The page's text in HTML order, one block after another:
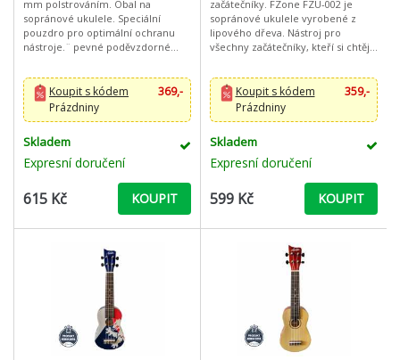
mm polstrováním. Obal na
sopránové ukulele. Speciální
pouzdro pro optimální ochranu
nástroje.¨ pevné poděvzdorné
uvnitř černý nylon
Koupit s kódem
369,-
Prázdniny
Skladem
Expresní doručení
615 Kč KOUPIT
začátečníky. FZone FZU-002 je
sopránové ukulele vyrobené z
lipového dřeva. Nástroj pro
všechny začátečníky, kteří si chtějí
pokročilé hráče jako například
cestovnKoupit s kódem
359,-
Prázdniny
Skladem
Expresní doručení
599 Kč KOUPIT